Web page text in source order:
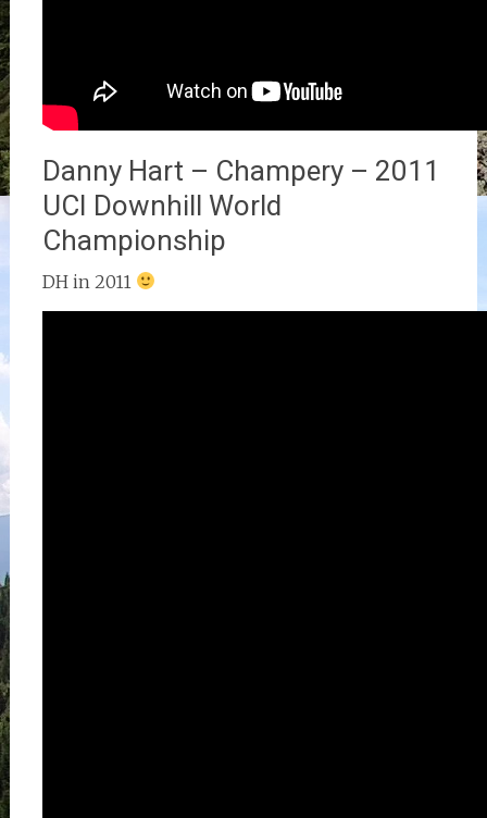
Danny Hart – Champery – 2011
UCI Downhill World
Championship
DH in 2011